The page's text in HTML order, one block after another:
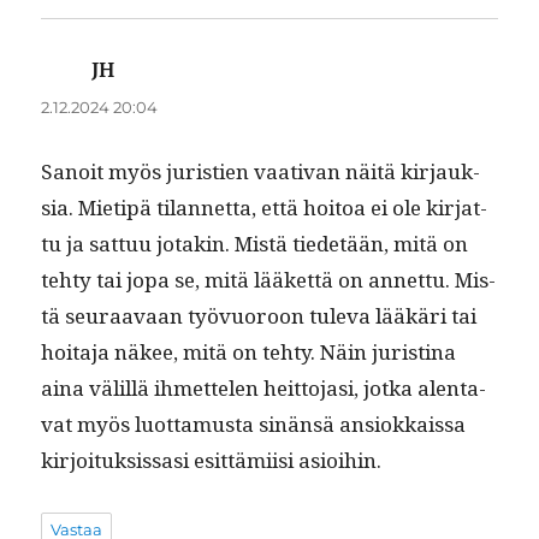
JH
2.12.2024 20:04
Sanoit myös juristien vaa­ti­van näitä kir­jauk­
sia. Mietipä tilan­net­ta, että hoitoa ei ole kir­jat­
tu ja sat­tuu jotakin. Mis­tä tiede­tään, mitä on
tehty tai jopa se, mitä lääket­tä on annet­tu. Mis­
tä seu­raavaan työvuoroon tule­va lääkäri tai
hoita­ja näkee, mitä on tehty. Näin juristi­na
aina välil­lä ihmette­len heit­to­jasi, jot­ka alen­ta­
vat myös luot­ta­mus­ta sinän­sä ansiokkaissa
kir­joituk­sis­sasi esit­tämi­isi asioihin.
Vastaa